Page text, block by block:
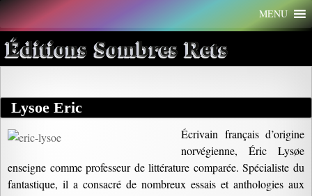
Aller
au
contenu
MENU
Éditions Sombres Rets
Lysoe Eric
Écrivain français d’origine
norvégienne, Éric Lysøe
enseigne comme professeur de littérature comparée. Spécialiste du
fantastique, il a consacré de nombreux essais et anthologies aux